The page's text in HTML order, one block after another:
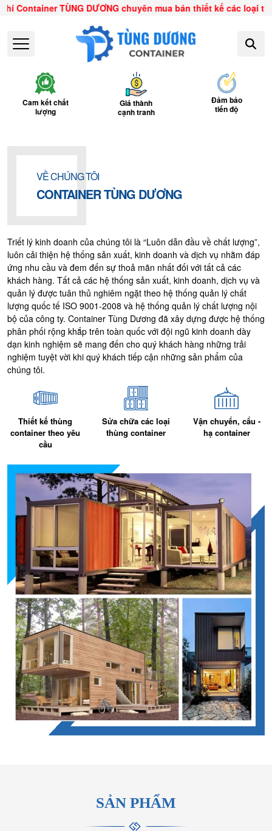
TÙNG DƯƠNG chuyên mua bán thiết kế các loại thùng
Cam kết chất
lượng
Giá thành
cạnh tranh
Đảm bảo
tiến độ
VỀ CHÚNG TÔI
CONTAINER TÙNG DƯƠNG
Triết lý kinh doanh của chúng tôi là “Luôn dẫn đầu về chất lượng”,
luôn cải thiện hệ thống sản xuất, kinh doanh và dịch vụ nhằm đáp
ứng nhu cầu và đem đến sự thoả mãn nhất đối với tất cả các
khách hàng. Tất cả các hệ thống sản xuất, kinh doanh, dịch vụ và
quản lý được tuân thủ nghiêm ngặt theo hệ thống quản lý chất
lượng quốc tế ISO 9001-2008 và hệ thống quản lý chất lượng nội
bộ của công ty. Container Tùng Dương đã xây dựng được hệ thống
phân phối rộng khắp trên toàn quốc với đội ngũ kinh doanh dày
dạn kinh nghiệm sẽ mang đến cho quý khách hàng những trải
nghiệm tuyệt vời khi quý khách tiếp cận những sản phẩm của
chúng tôi.
Thiết kế thùng
container theo yêu
cầu
Sửa chữa các loại
thùng container
Vận chuyển, cẩu -
hạ container
SẢN PHẨM